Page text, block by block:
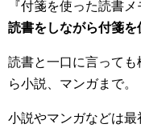
『付箋を使った読書
読書をしながら付箋を
読書と一口に言って
ら小説、マンガまで。
小説やマンガなどは